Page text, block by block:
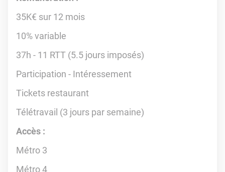
35K€ sur 12 mois
10% variable
37h - 11 RTT (5.5 jours imposés)
Participation - Intéressement
Tickets restaurant
Télétravail (3 jours par semaine)
Accès :
Métro 3
Métro 4